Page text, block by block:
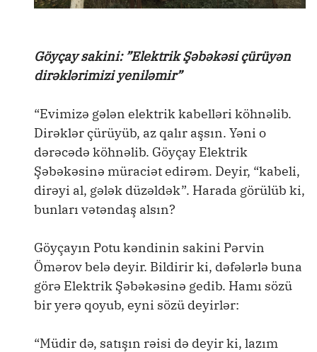
Göyçay sakini: ”Elektrik Şəbəkəsi çürüyən
dirəklərimizi yeniləmir”
“Evimizə gələn elektrik kabelləri köhnəlib.
Dirəklər çürüyüb, az qalır aşsın. Yəni o
dərəcədə köhnəlib. Göyçay Elektrik
Şəbəkəsinə müraciət edirəm. Deyir, “kabeli,
dirəyi al, gələk düzəldək”. Harada görülüb ki,
bunları vətəndaş alsın?
Göyçayın Potu kəndinin sakini Pərvin
Ömərov belə deyir. Bildirir ki, dəfələrlə buna
görə Elektrik Şəbəkəsinə gedib. Hamı sözü
bir yerə qoyub, eyni sözü deyirlər:
“Müdir də, satışın rəisi də deyir ki, lazım